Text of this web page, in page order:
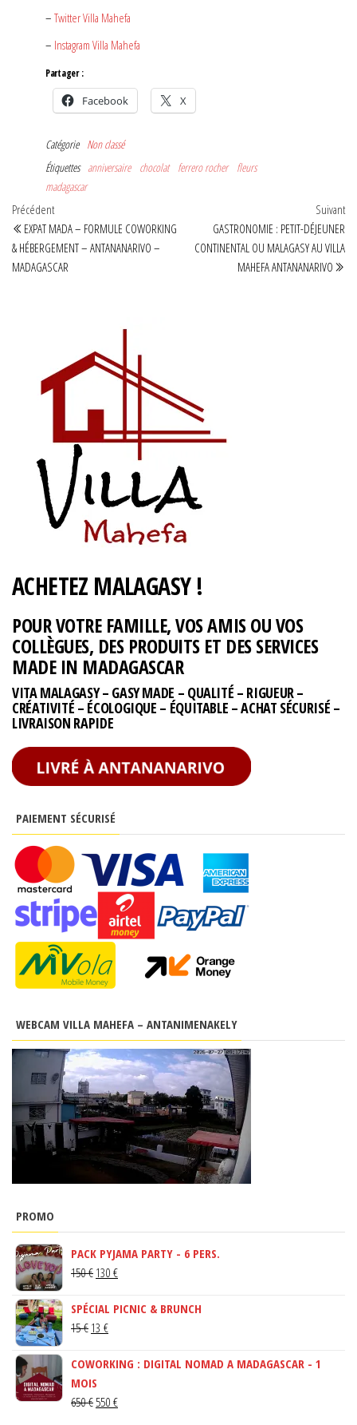
– Twitter Villa Mahefa
– Instagram Villa Mahefa
Partager :
Facebook X
Catégorie Non classé
Étiquettes anniversaire chocolat ferrero rocher
fleurs
madagascar
Navigation
de
l’article
Article
précédent
Précédent
EXPAT MADA – FORMULE COWORKING
& HÉBERGEMENT – ANTANANARIVO –
MADAGASCAR
Suivant
GASTRONOMIE : PETIT-DÉJEUNER
CONTINENTAL OU MALAGASY AU VILLA
MAHEFA ANTANANARIVO
ACHETEZ MALAGASY !
POUR VOTRE FAMILLE, VOS AMIS OU VOS
COLLÈGUES, DES PRODUITS ET DES SERVICES
MADE IN MADAGASCAR
VITA MALAGASY – GASY MADE – QUALITÉ – RIGUEUR –
CRÉATIVITÉ – ÉCOLOGIQUE – ÉQUITABLE – ACHAT SÉCURISÉ –
LIVRAISON RAPIDE
PAIEMENT SÉCURISÉ
WEBCAM VILLA MAHEFA – ANTANIMENAKELY
PROMO
PACK PYJAMA PARTY - 6 PERS.
150€ LE
INITIAL
ÉTAIT :
130 €LE
ACTUEL
SPÉCIAL PICNIC & BRUNCH
15€ LE
INITIAL
ÉTAIT :
15 €.
13 €LE
ACTUEL
13 €.
COWORKING : DIGITAL NOMAD A MADAGASCAR - 1
MOIS
650€ LE
550 €LE